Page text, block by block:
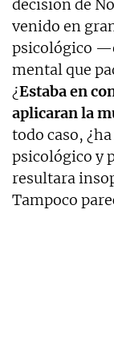
decisión de
venido en
psicológico
mental que
¿Estaba en
aplicaran la
todo caso,
psicológico y
resultara
Tampoco